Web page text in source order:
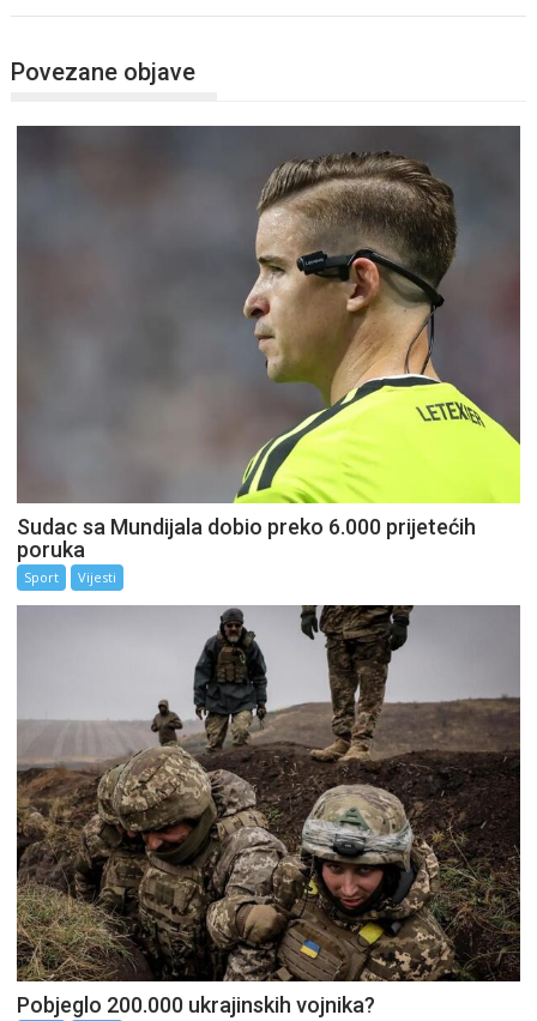
Povezane objave
Sudac sa Mundijala dobio preko 6.000 prijetećih
poruka
Sport Vijesti
Pobjeglo 200.000 ukrajinskih vojnika?